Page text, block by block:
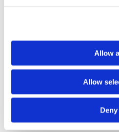
Allow
Allow
Deny
W przypadku skorzystania z
Klientowi przysługuje